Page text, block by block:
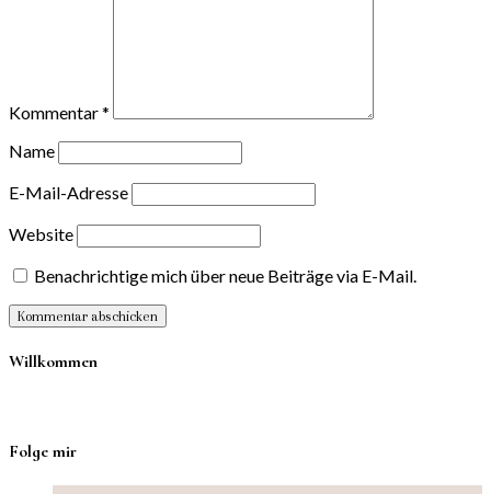
Kommentar*
Name
E-Mail-Adresse
Website
Benachrichtige mich über neue Beiträge via E-Mail.
Willkommen
Folge mir